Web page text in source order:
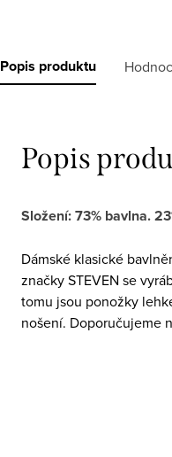
Popis produktu
Popis
Složení: 73% bavlna.
Dámské klasické
značky STEVEN se
tomu jsou ponožky
nošení. Doporučujeme